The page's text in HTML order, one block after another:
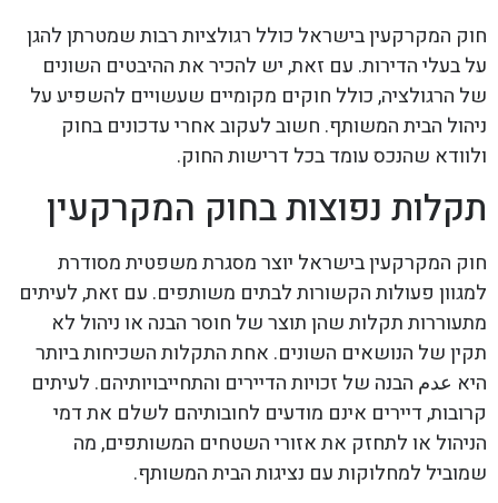
חוק המקרקעין בישראל כולל רגולציות רבות שמטרתן להגן
על בעלי הדירות. עם זאת, יש להכיר את ההיבטים השונים
של הרגולציה, כולל חוקים מקומיים שעשויים להשפיע על
ניהול הבית המשותף. חשוב לעקוב אחרי עדכונים בחוק
ולוודא שהנכס עומד בכל דרישות החוק.
תקלות נפוצות בחוק המקרקעין
חוק המקרקעין בישראל יוצר מסגרת משפטית מסודרת
למגוון פעולות הקשורות לבתים משותפים. עם זאת, לעיתים
מתעוררות תקלות שהן תוצר של חוסר הבנה או ניהול לא
תקין של הנושאים השונים. אחת התקלות השכיחות ביותר
היא عدم הבנה של זכויות הדיירים והתחייבויותיהם. לעיתים
קרובות, דיירים אינם מודעים לחובותיהם לשלם את דמי
הניהול או לתחזק את אזורי השטחים המשותפים, מה
שמוביל למחלוקות עם נציגות הבית המשותף.